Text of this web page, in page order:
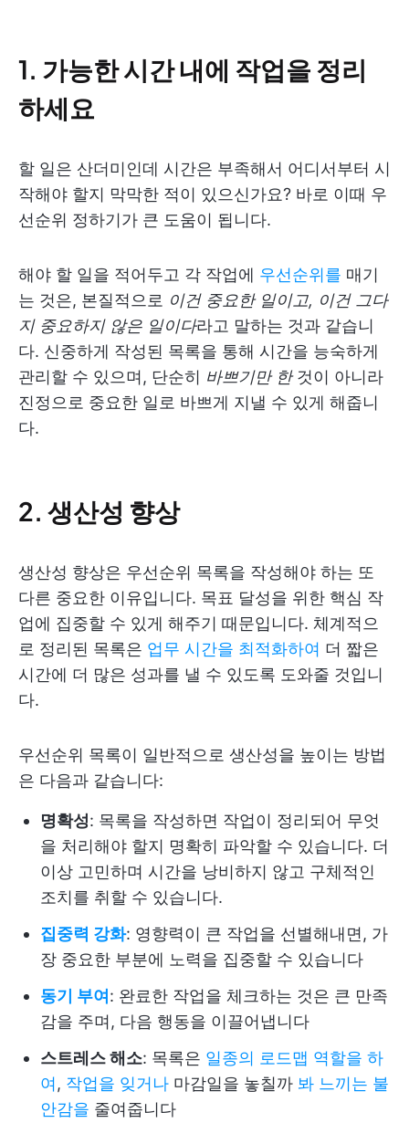
1. 가능한 시간 내에 작업을 정리
하세요
할 일은 산더미인데 시간은 부족해서 어디서부터 시
작해야 할지 막막한 적이 있으신가요? 바로 이때 우
선순위 정하기가 큰 도움이 됩니다.
해야 할 일을 적어두고 각 작업에 우선순위를 매기
는 것은, 본질적으로 이건 중요한 일이고, 이건 그다
지 중요하지 않은 일이다라고 말하는 것과 같습니
다. 신중하게 작성된 목록을 통해 시간을 능숙하게
관리할 수 있으며, 단순히 바쁘기만 한것이 아니라
진정으로 중요한 일로 바쁘게 지낼 수 있게 해줍니
다.
2. 생산성 향상
생산성 향상은 우선순위 목록을 작성해야 하는 또
다른 중요한 이유입니다. 목표 달성을 위한 핵심 작
업에 집중할 수 있게 해주기 때문입니다. 체계적으
로 정리된 목록은 업무 시간을 최적화하여 더 짧은
시간에 더 많은 성과를 낼 수 있도록 도와줄 것입니
다.
우선순위 목록이 일반적으로 생산성을 높이는 방법
은 다음과 같습니다:
명확성: 목록을 작성하면 작업이 정리되어 무엇
을 처리해야 할지 명확히 파악할 수 있습니다. 더
이상 고민하며 시간을 낭비하지 않고 구체적인
조치를 취할 수 있습니다.
집중력 강화: 영향력이 큰 작업을 선별해내면, 가
장 중요한 부분에 노력을 집중할 수 있습니다
동기 부여 : 완료한 작업을 체크하는 것은 큰 만족
감을 주며, 다음 행동을 이끌어냅니다
스트레스 해소: 목록은 일종의 로드맵 역할을 하
여, 작업을 잊거나 마감일을 놓칠까 봐 느끼는 불
안감을 줄여줍니다